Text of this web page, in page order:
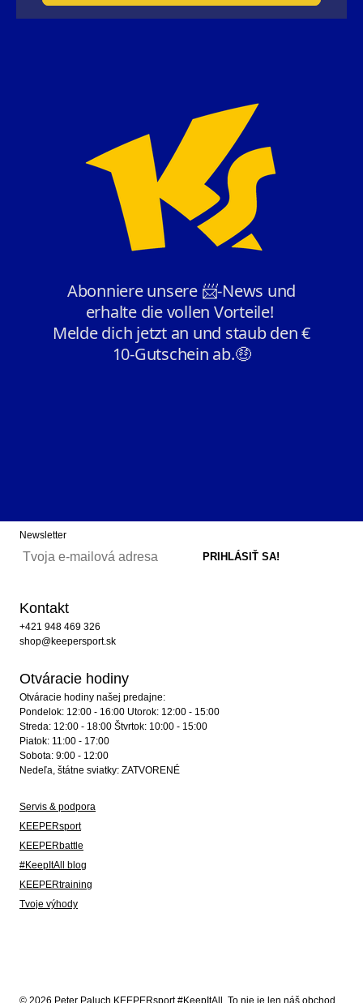
Newsletter
Kontakt
+421 948 469 326
shop@keepersport.sk
Otváracie hodiny
Otváracie hodiny našej predajne:
Pondelok: 12:00 - 16:00 Utorok: 12:00 - 15:00
Streda: 12:00 - 18:00 Štvrtok: 10:00 - 15:00
Piatok: 11:00 - 17:00
Sobota: 9:00 - 12:00
Nedeľa, štátne sviatky: ZATVORENÉ
Servis & podpora
KEEPERsport
KEEPERbattle
#KeepItAll blog
KEEPERtraining
Tvoje výhody
© 2026 Peter Paluch KEEPERsport #KeepItAll. To nie je len náš obchod,